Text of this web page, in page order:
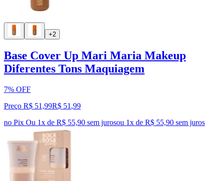
+2
Base Cover Up Mari Maria Makeup
Diferentes Tons Maquiagem
7% OFF
Preço R$ 51,99R$ 51 ,99
no Pix Ou 1x de R$ 55,90 sem jurosou 1x de R$ 55,90 sem juros